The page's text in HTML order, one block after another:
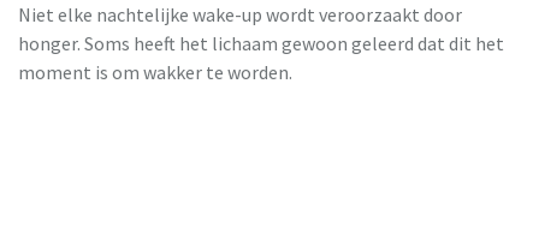
Niet elke nachtelijke wake-up wordt veroorzaakt door
honger. Soms heeft het lichaam gewoon geleerd dat dit het
moment is om wakker te worden.